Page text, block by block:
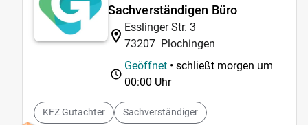
Sachverständigen Büro
Esslinger Str. 3
73207 Plochingen
Geöffnet • schließt morgen um
00:00 Uhr
KFZ Gutachter Sachverständiger